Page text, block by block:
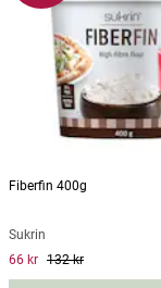
Fiberfin 400g
Sukrin
Current price
66 kr 132 kr